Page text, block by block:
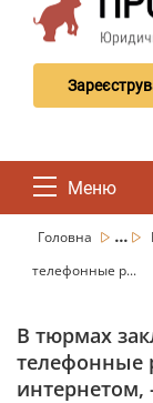
Меню
Головна ...
телефонные р...
В тюрмах
телефонные